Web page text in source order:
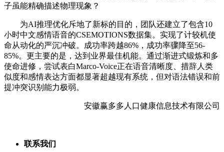
子虽能精确描述物理现象？
为AI推理优化斥地了新标的目的，团队还建立了包含10
小时中文感情语音的CSEMOTIONS数据集。实现了计较机使
命从动化的严沉冲破。成功率跨越86%，成功率骤降至56-
85%。更主要的是，达到业界最佳机能。通过渐进式锻炼和多
使命进修，尝试表白Marco-Voice正在语音清晰度、措辞人类
似度和感情表达方面都显著超越现有系统，但对语法错误和前
提冲突识别能力极弱。
安徽赢多多人口健康信息技术有限公司
联系我们